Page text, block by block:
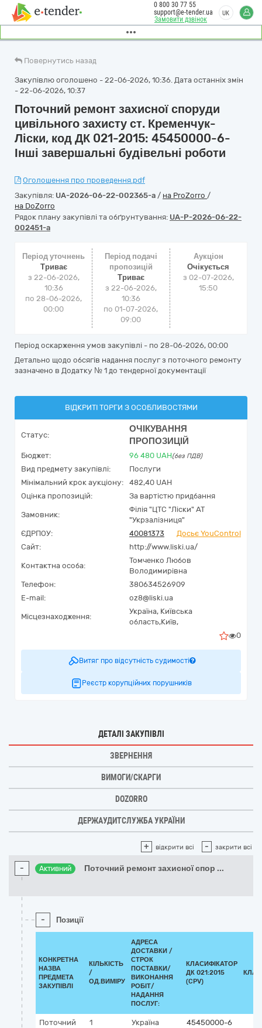
Замовити дзвінок
0 800 30 77 55
support@e-tender.ua
UK
Повернутись назад
Закупівлю оголошено - 22-06-2026, 10:36. Дата останніх змін
- 22-06-2026, 10:37
Поточний ремонт захисної споруди
цивільного захисту ст. Кременчук-
Ліски, код ДК 021-2015: 45450000-6-
Інші завершальні будівельні роботи
Оголошення про проведення.pdf
Закупівля: UA-2026-06-22-002365-a / на ProZorro /
на DoZorro
Рядок плану закупівлі та обґрунтування: UA-P-2026-06-22-
002451-a
Період уточнень
Триває
з 22-06-2026,
10:36
по 28-06-2026,
00:00
Період подачі
пропозицій
Триває
з 22-06-2026,
10:36
по 01-07-2026,
09:00
Аукціон
Очікується
з 02-07-2026,
15:50
Період оскарження умов закупівлі - по 28-06-2026, 00:00
Детально щодо обсягів надання послуг з поточного ремонту
зазначено в Додатку № 1 до тендерної документації
ВІДКРИТІ ТОРГИ З ОСОБЛИВОСТЯМИ
Статус:
ОЧІКУВАННЯ
ПРОПОЗИЦІЙ
Бюджет: 96 480 UAH(без ПДВ)
Вид предмету закупівлі:
Послуги
Мінімальний крок аукціону:
482,40 UAH
Оцінка пропозицій:
За вартістю придбання
Замовник:
Філія "ЦТС "Ліски" АТ
"Укрзалізниця"
ЄДРПОУ:
40081373
Досьє YouControl
Сайт:
http://www.liski.ua/
Контактна особа:
Томченко Любов
Володимирівна
Телефон:
380634526909
E-mail:
oz8@liski.ua
Місцезнаходження:
Україна, Київська
область,Київ,
0
Витяг про відсутність судимості
Реєстр корупційних порушників
ДЕТАЛІ ЗАКУПІВЛІ
ЗВЕРНЕННЯ
ВИМОГИ/СКАРГИ
DOZORRO
ДЕРЖАУДИТСЛУЖБА УКРАЇНИ
+ відкрити всі - закрити всі
- Активний Поточний ремонт захисної спор ...
- Позиції
КОНКРЕТНА
НАЗВА
ПРЕДМЕТА
ЗАКУПІВЛІ
КІЛЬКІСТЬ
/
ОД.ВИМІРУ
АДРЕСА
ДОСТАВКИ /
СТРОК
ПОСТАВКИ/
ВИКОНАННЯ
РОБІТ/
НАДАННЯ
ПОСЛУГ:
КЛАСИФІКАТОР
ДК 021:2015
(CPV)
Поточний
1
Україна
45450000-6